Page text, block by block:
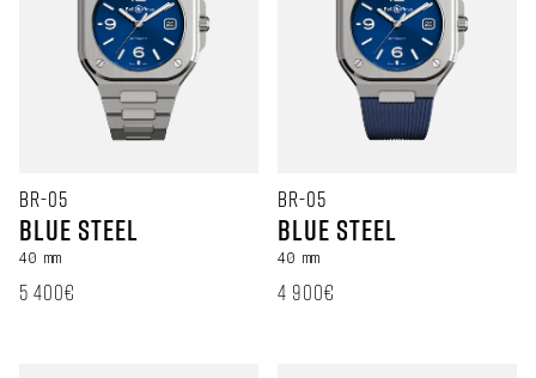
BR-05
Blue Steel
40 mm
定価
5 400€
BR-05
Blue Steel
40 mm
定価
4 900€